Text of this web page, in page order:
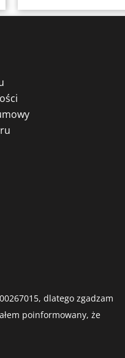
dlatego zgadzam
poinformowany, że